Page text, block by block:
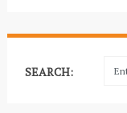
SEARCH: